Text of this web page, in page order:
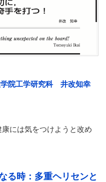
学院工学研究科 井改知幸
には気をつけようと改め
る時：多重ヘリセンと